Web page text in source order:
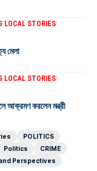
LOCAL STORIES
মেলা
LOCAL STORIES
আক্রমণ করলেন মন্ত্রী
POLITICS
Politics
CRIME
Perspectives